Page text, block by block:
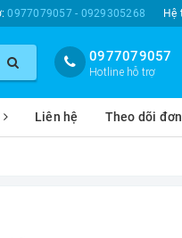
0977079057 - 0929305268 Hệ
0977079057
Hotline hỗ trợ
Liên hệ Theo dõi